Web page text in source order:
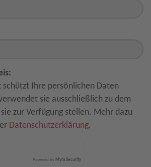
schützt Ihre persönlichen Daten
sie ausschließlich zu dem
zur Verfügung stellen. Mehr dazu
Datenschutzerklärung.
Powered by Myra Security